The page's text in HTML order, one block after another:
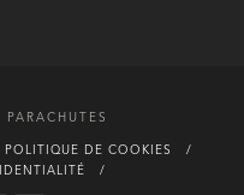
POLITIQUE DE COOKIES